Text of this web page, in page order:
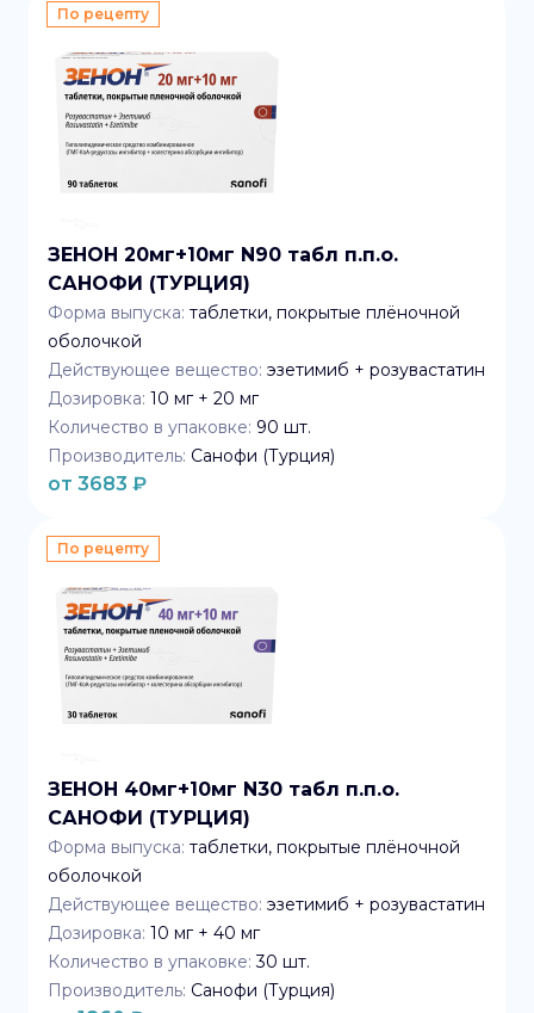
По рецепту
ЗЕНОН 20мг+10мг N90 табл п.п.о.
САНОФИ (ТУРЦИЯ)
Форма выпуска: таблетки, покрытые плёночной
оболочкой
Действующее вещество: эзетимиб + розувастатин
Дозировка: 10 мг + 20 мг
Количество в упаковке: 90 шт.
Производитель: Санофи (Турция)
от 3683 ₽
По рецепту
ЗЕНОН 40мг+10мг N30 табл п.п.о.
САНОФИ (ТУРЦИЯ)
Форма выпуска: таблетки, покрытые плёночной
оболочкой
Действующее вещество: эзетимиб + розувастатин
Дозировка: 10 мг + 40 мг
Количество в упаковке: 30 шт.
Производитель: Санофи (Турция)